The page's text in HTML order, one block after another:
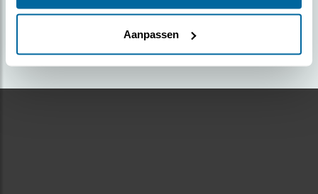
Aanpassen